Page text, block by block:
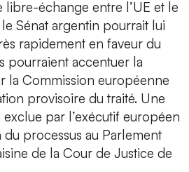
libre-échange entre l’UE et le
Sénat argentin pourrait lui
rapidement en faveur du
pourraient accentuer la
la Commission européenne
provisoire du traité. Une
par l’exécutif européen
processus au Parlement
de la Cour de Justice de